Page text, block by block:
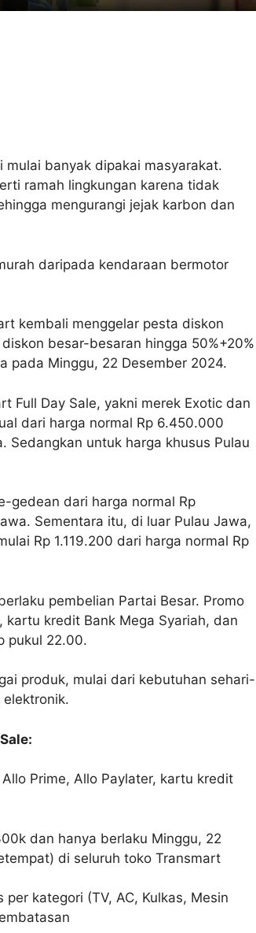
mulai banyak dipakai masyarakat.
ramah lingkungan karena tidak
mengurangi jejak karbon dan
daripada kendaraan bermotor
kembali menggelar pesta diskon
besar-besaran hingga 50%+20%
pada Minggu, 22 Desember 2024.
Full Day Sale, yakni merek Exotic dan
dari harga normal Rp 6.450.000
Sedangkan untuk harga khusus Pulau
gedean dari harga normal Rp
Sementara itu, di luar Pulau Jawa,
Rp 1.119.200 dari harga normal Rp
pembelian Partai Besar. Promo
kredit Bank Mega Syariah, dan
pukul 22.00.
produk, mulai dari kebutuhan sehari-
Prime, Allo Paylater, kartu kredit
dan hanya berlaku Minggu, 22
di seluruh toko Transmart
kategori (TV, AC, Kulkas, Mesin